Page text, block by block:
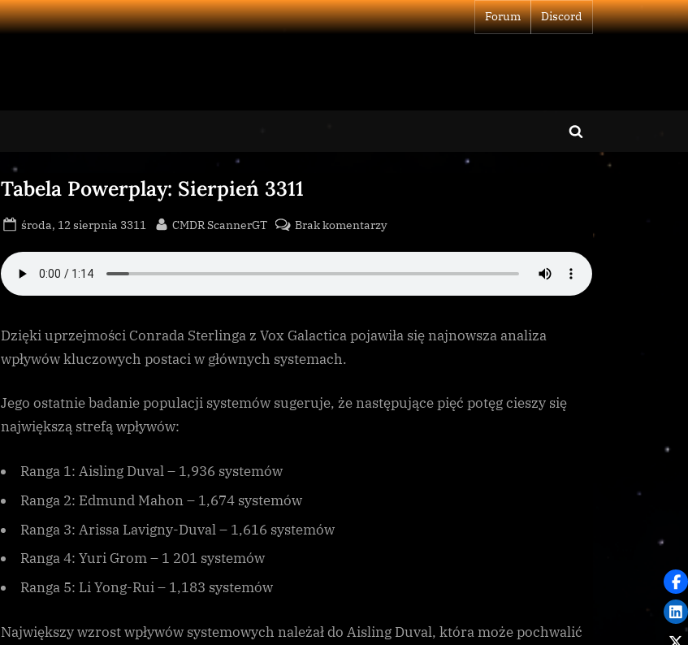
Forum Discord
Toggle
search
Tabela Powerplay: Sierpień 3311
Posted
środa, 12 sierpnia 3311 By
CMDR ScannerGT Brak komentarzydo
Dzięki uprzejmości Conrada Sterlinga z Vox Galactica pojawiła się najnowsza analiza
wpływów kluczowych postaci w głównych systemach.
Jego ostatnie badanie populacji systemów sugeruje, że następujące pięć potęg cieszy się
największą strefą wpływów:
Ranga 1: Aisling Duval – 1,936 systemów
Ranga 2: Edmund Mahon – 1,674 systemów
Ranga 3: Arissa Lavigny-Duval – 1,616 systemów
Ranga 4: Yuri Grom – 1 201 systemów
Ranga 5: Li Yong-Rui – 1,183 systemów
Największy wzrost wpływów systemowych należał do Aisling Duval, która może pochwalić